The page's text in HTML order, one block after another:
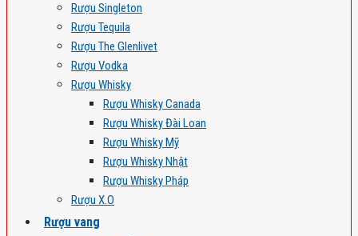
Rượu Singleton
Rượu Tequila
Rượu The Glenlivet
Rượu Vodka
Rượu Whisky
Rượu Whisky Canada
Rượu Whisky Đài Loan
Rượu Whisky Mỹ
Rượu Whisky Nhật
Rượu Whisky Pháp
Rượu X.O
Rượu vang